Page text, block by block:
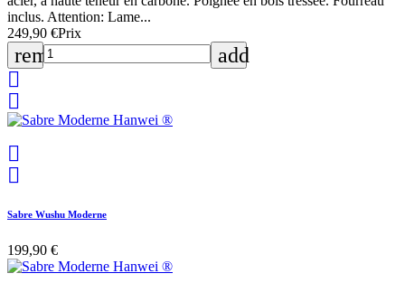
inclus. Attention: Lame...
249,90 €Prix
remove
add




Sabre Wushu Moderne
199,90 €